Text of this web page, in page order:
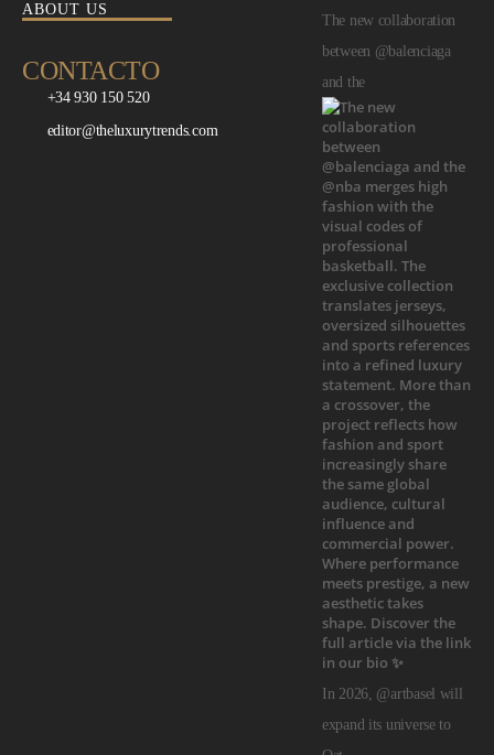
ABOUT US
CONTACTO
+34 930 150 520
editor@theluxurytrends.com
The new collaboration
between @balenciaga
and the
In 2026, @artbasel will
expand its universe to